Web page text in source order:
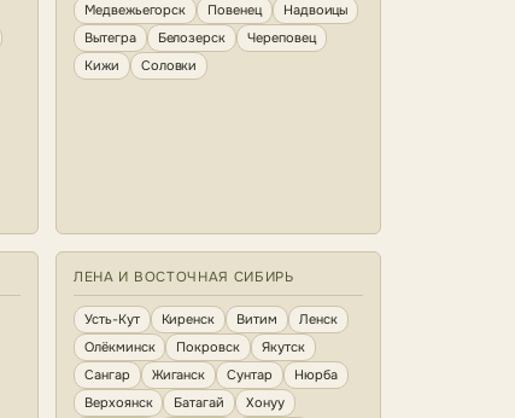
Медвежьегорск
Повенец
Надвоицы
Вытегра
Белозерск
Череповец
Кижи
Соловки
ЛЕНА И ВОСТОЧНАЯ СИБИРЬ
Усть-Кут Киренск Витим
Ленск
Олёкминск
Покровск
Якутск
Сангар
Жиганск Сунтар
Нюрба
Верхоянск
Батагай
Хонуу